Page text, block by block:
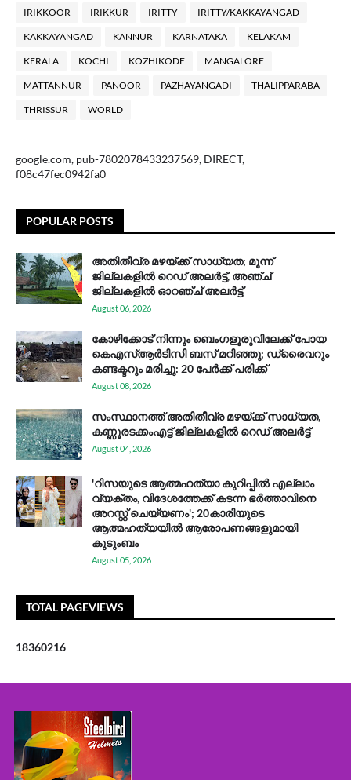
IRIKKOOR IRIKKUR IRITTY IRITTY/KAKKAYANGAD
KAKKAYANGAD KANNUR KARNATAKA KELAKAM
KERALA KOCHI KOZHIKODE MANGALORE
MATTANNUR PANOOR PAZHAYANGADI THALIPPARABA
THRISSUR WORLD
google.com, pub-7802078433237569, DIRECT,
f08c47fec0942fa0
POPULAR POSTS
അതിതീവ്ര മഴയ്ക്ക് സാധ്യത; മൂന്ന്
ജില്ലകളിൽ റെഡ് അലർട്ട്, അഞ്ച്
ജില്ലകളിൽ ഓറഞ്ച് അലർട്ട്
August 06, 2026
കോഴിക്കോട് നിന്നും ബെംഗളൂരുവിലേക്ക് പോയ
കെഎസ്ആര്‍ടിസി ബസ് മറിഞ്ഞു; ഡ്രൈവറും
കണ്ടക്ടറും മരിച്ചു: 20 പേര്‍ക്ക് പരിക്ക്
August 08, 2026
സം​സ്ഥാ​ന​ത്ത് അ​തി​തീ​വ്ര മ​ഴ​യ്ക്ക് സാ​ധ്യ​ത,
കണ്ണൂരടക്കംഎ​ട്ട് ജി​ല്ല​ക​ളി​ൽ റെ​ഡ് അ​ലർ​ട്ട്
August 04, 2026
'റിസയുടെ ആത്മഹത്യാ കുറിപ്പിൽ എല്ലാം
വ്യക്തം, വിദേശത്തേക്ക് കടന്ന ഭർത്താവിനെ
അറസ്റ്റ് ചെയ്യണം'; 20കാരിയുടെ
ആത്മഹത്യയിൽ ആരോപണങ്ങളുമായി
കുടുംബം
August 05, 2026
TOTAL PAGEVIEWS
18360216